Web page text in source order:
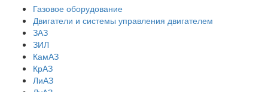
Газовое оборудование
Двигатели и системы управления двигателем
ЗАЗ
ЗИЛ
КамАЗ
КрАЗ
ЛиАЗ